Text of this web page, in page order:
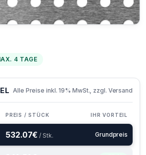
4 TAGE
Alle Preise inkl. 19% MwSt., zzgl. Versand
PREIS / STÜCK IHR VORTEIL
532.07€ / Stk. Grundpreis